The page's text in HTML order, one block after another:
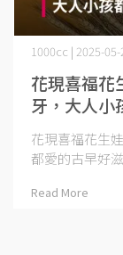
花現喜福花
牙，大人小
1000cc | 2025-05-
花現喜福花生
都愛的古早好
Read More